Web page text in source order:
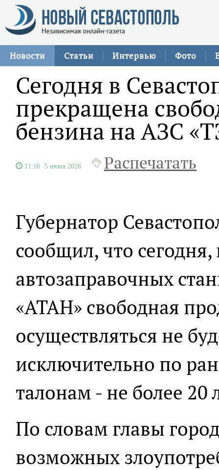
Новости Статьи Интервью Фото
Сегодня в
прекращена
бензина на АЗС
11:16 5 июня 2026 Распечатать
Губернатор
сообщил, что
автозаправочных
«АТАН» свободная
осуществляться не
исключительно по
талонам - не более 20
По словам главы
возможных